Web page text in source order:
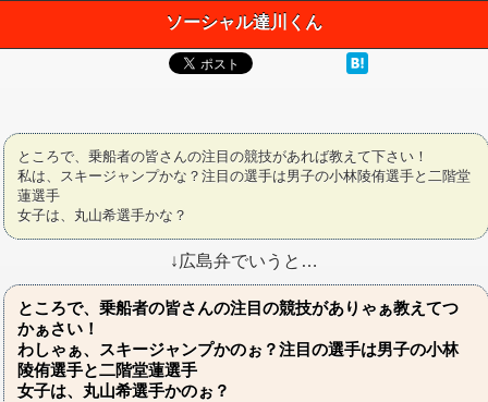
ソーシャル達川くん
ところで、乗船者の皆さんの注目の競技があれば教えて下さい！
私は、スキージャンプかな？注目の選手は男子の小林陵侑選手と二階堂
蓮選手
女子は、丸山希選手かな？
↓広島弁でいうと…
ところで、乗船者の皆さんの注目の競技がありゃぁ教えてつ
かぁさい！
わしゃぁ、スキージャンプかのぉ？注目の選手は男子の小林
陵侑選手と二階堂蓮選手
女子は、丸山希選手かのぉ？